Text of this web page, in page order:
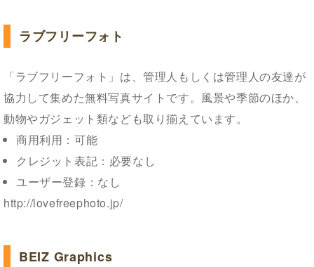
ラブフリーフォト
「ラブフリーフォト」は、管理人もしくは管理人の友達が
協力して集めた無料写真サイトです。風景や季節のほか、
動物やガジェット類なども取り揃えています。
商用利用：可能
クレジット表記：必要なし
ユーザー登録：なし
http://lovefreephoto.jp/
BEIZ Graphics